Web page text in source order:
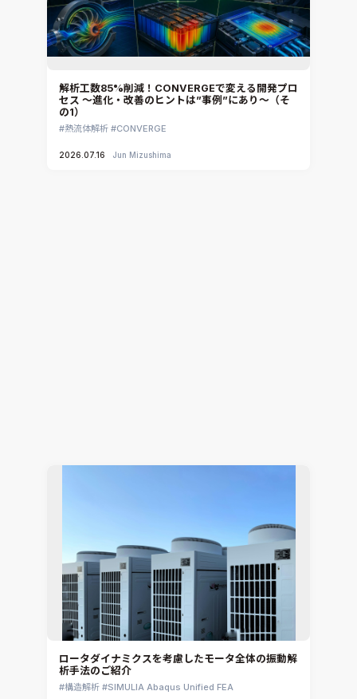
解析工数85%削減！CONVERGEで変える開発プロ
セス ～進化・改善のヒントは”事例”にあり～（そ
の1）
熱流体解析 CONVERGE
2026.07.16 Jun Mizushima
ロータダイナミクスを考慮したモータ全体の振動解
析手法のご紹介
構造解析 SIMULIA Abaqus Unified FEA